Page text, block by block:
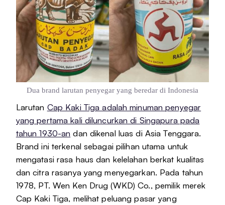
Dua brand larutan penyegar yang beredar di Indonesia
Larutan Cap Kaki Tiga adalah minuman penyegar
yang pertama kali diluncurkan di Singapura pada
tahun 1930-an dan dikenal luas di Asia Tenggara.
Brand ini terkenal sebagai pilihan utama untuk
mengatasi rasa haus dan kelelahan berkat kualitas
dan citra rasanya yang menyegarkan. Pada tahun
1978, PT. Wen Ken Drug (WKD) Co., pemilik merek
Cap Kaki Tiga, melihat peluang pasar yang